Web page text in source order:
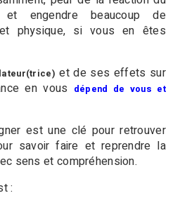
et engendre beaucoup de
physique, si vous en êtes
et de ses effets sur
en vous
dépend de vous et
est une clé pour retrouver
savoir faire et reprendre la
sens et compréhension.
: